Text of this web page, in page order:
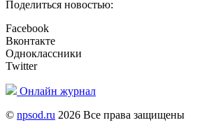
Поделиться новостью:
Facebook
Вконтакте
Одноклассники
Twitter
Онлайн журнал
© npsod.ru 2026 Все права защищены